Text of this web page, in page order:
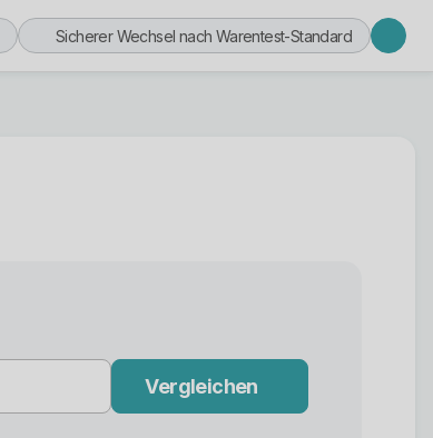
Sicherer Wechsel nach Warentest-Standard
Vergleichen